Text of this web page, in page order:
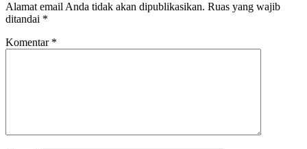
Alamat email Anda tidak akan dipublikasikan. Ruas yang wajib
ditandai *
Komentar *